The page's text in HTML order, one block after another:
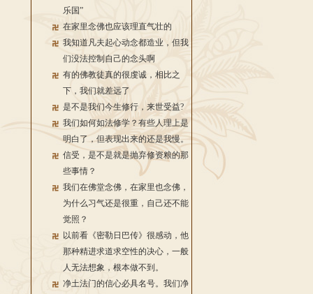
乐国”
在家里念佛也应该理直气壮的
我知道凡夫起心动念都造业，但我
们没法控制自己的念头啊
有的佛教徒真的很虔诚，相比之
下，我们就差远了
是不是我们今生修行，来世受益?
我们如何如法修学？有些人理上是
明白了，但表现出来的还是我慢。
信受，是不是就是抛弃修资粮的那
些事情？
我们在佛堂念佛，在家里也念佛，
为什么习气还是很重，自己还不能
觉照？
以前看《密勒日巴传》很感动，他
那种精进求道求空性的决心，一般
人无法想象，根本做不到。
净土法门的信心必具名号。我们净